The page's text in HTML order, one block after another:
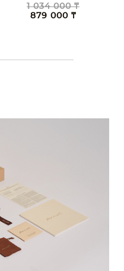
1 034 000 ₸
879 000 ₸